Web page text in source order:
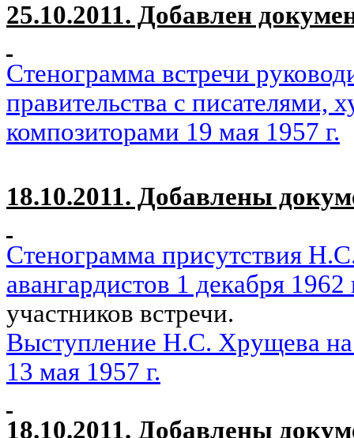
25.10.2011. Добавлен
Стенограмма встречи
правительства с писателями,
композиторами 19 мая 1957 г.
18.10.2011. Добавлены
Стенограмма присутствия
авангардистов 1 декабря 1962
участников встречи.
Выступление Н.С. Хрущева
13 мая 1957 г.
18.10.2011. Добавлены